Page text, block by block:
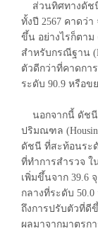
ส่วนทิศทางดัชนี
ทั้งปี 2567 คาดว่
ขึ้น อย่างไรก็ตาม
สำหรับกรณีฐาน
ตัวดีกว่าที่คาดกา
ระดับ 90.9 หรือข
นอกจากนี้ ดัชนี
ปริมณฑล (Housing
ดัชนี ที่สะท้อนระ
ที่ทำการสำรวจ ใ
เพิ่มขึ้นจาก 39.6
กลางที่ระดับ
ถึงการปรับตัวที่ดี
ผลมาจากมาตรก